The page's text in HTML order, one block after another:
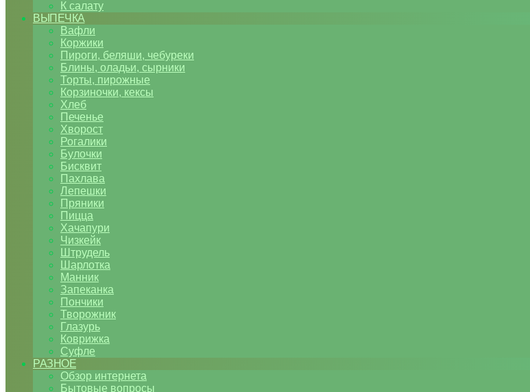
К салату
ВЫПЕЧКА
Вафли
Коржики
Пироги, беляши, чебуреки
Блины, оладьи, сырники
Торты, пирожные
Корзиночки, кексы
Хлеб
Печенье
Хворост
Рогалики
Булочки
Бисквит
Пахлава
Лепешки
Пряники
Пицца
Хачапури
Чизкейк
Штрудель
Шарлотка
Манник
Запеканка
Пончики
Творожник
Глазурь
Коврижка
Суфле
РАЗНОЕ
Обзор интернета
Бытовые вопросы